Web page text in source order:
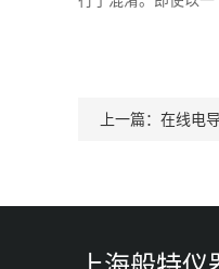
上一篇： 在线电